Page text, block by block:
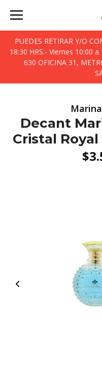
PUEDES RETIRAR Y/O
18:30 HRS.- Viernes 10:00
630 OFICINA 31,
Decant
Cristal